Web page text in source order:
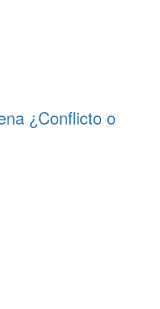
¿Conflicto o